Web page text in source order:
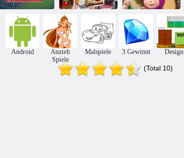
Halloween
kochen
Schnell kochen
4 Steak
Mascha und der
Bär Kinderspiele
Android
Anzieh
Spiele
Malspiele 3 Gewinnt Design
(Total 10)